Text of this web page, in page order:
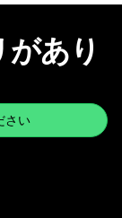
あり
さい